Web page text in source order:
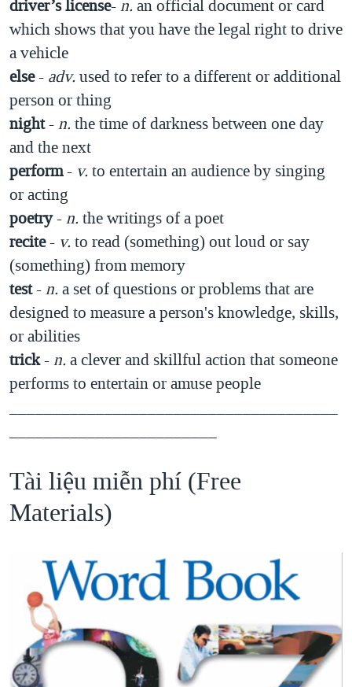
driver’s license-n. an official document or card
which shows that you have the legal right to drive
a vehicle
else- adv. used to refer to a different or additional
person or thing
night-n. the time of darkness between one day
and the next
perform- v. to entertain an audience by singing
or acting
poetry-n. the writings of a poet
recite- v. to read (something) out loud or say
(something) from memory
test-n. a set of questions or problems that are
designed to measure a person's knowledge, skills,
or abilities
trick-n. a clever and skillful action that someone
performs to entertain or amuse people
Tài liệu miễn phí (Free
Materials)